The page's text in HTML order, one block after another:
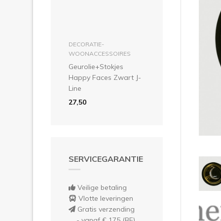
in winkelmandje
DECORATIE-
WOONACCESSOIRES
Geurolie+Stokjes
Happy Faces Zwart J-
Line
27,50
SERVICEGARANTIE
Veilige betaling
Vlotte leveringen
Gratis verzending